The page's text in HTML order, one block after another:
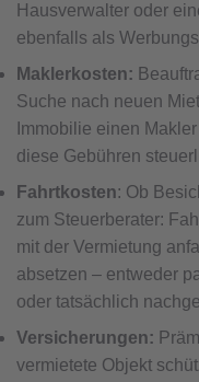
Hausverwalter oder
ebenfalls als
Maklerkosten:
Suche nach neuen
Immobilie einen
diese Gebühren
Fahrtkosten: Ob
zum Steuerberater:
mit der Vermietung
absetzen – entweder
oder tatsächlich
Versicherungen:
vermietete Objekt